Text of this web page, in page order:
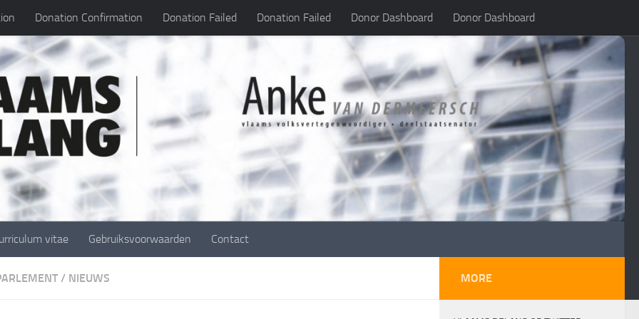
Donation Confirmation Donation Failed Donation Failed Donor Dashboard Donor Dashboard
vitae Gebruiksvoorwaarden Contact
/ NIEUWS MORE